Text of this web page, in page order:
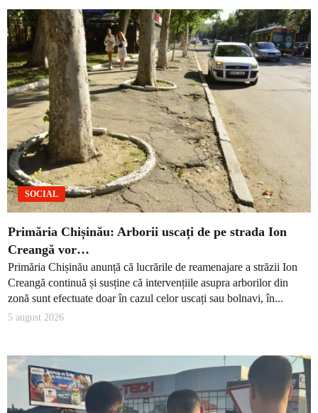
SOCIAL
Primăria Chișinău: Arborii uscați de pe strada Ion
Creangă vor…
Primăria Chișinău anunță că lucrările de reamenajare a străzii Ion
Creangă continuă și susține că intervențiile asupra arborilor din
zonă sunt efectuate doar în cazul celor uscați sau bolnavi, în...
5 august 2026